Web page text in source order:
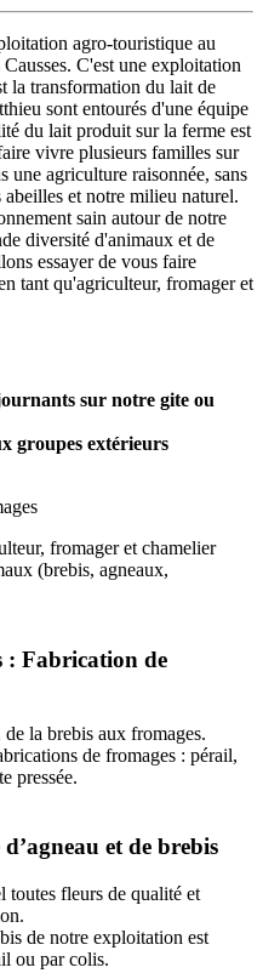
agro-touristique au
C'est une exploitation
la transformation du lait de
sont entourés d'une équipe
du lait produit sur la ferme est
vivre plusieurs familles sur
une agriculture raisonnée, sans
et notre milieu naturel.
sain autour de notre
diversité d'animaux et de
essayer de vous faire
tant qu'agriculteur, fromager et
sur notre gite ou
groupes extérieurs
fromager et chamelier
(brebis, agneaux,
: Fabrication de
la brebis aux fromages.
de fromages : pérail,
pressée.
et de brebis
fleurs de qualité et
de notre exploitation est
ou par colis.